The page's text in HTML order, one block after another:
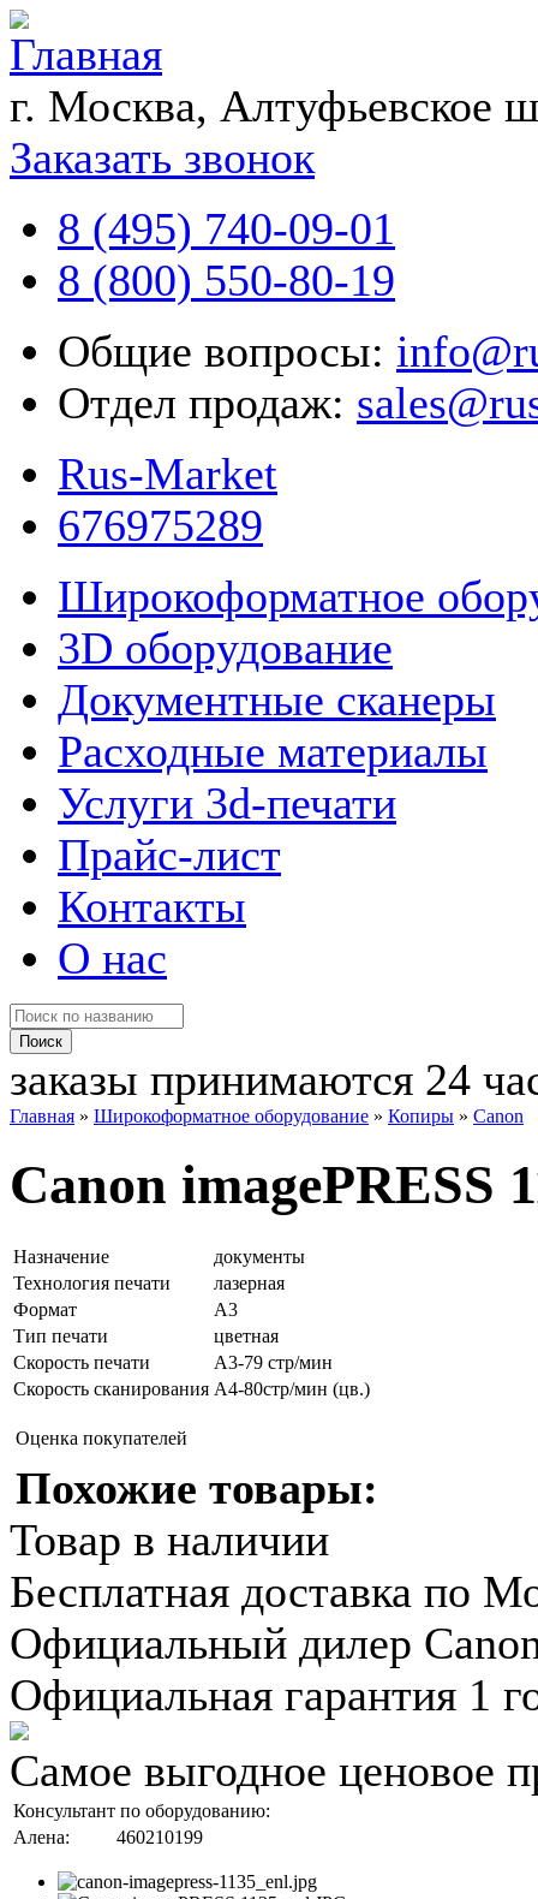
г. Москва, Алтуфьевское
Заказать звонок
8 (495) 740-09-01
8 (800) 550-80-19
Общие вопросы:
Отдел продаж:
Rus-Market
676975289
Широкоформатное
3D оборудование
Документные сканеры
Расходные материалы
Услуги 3d-печати
Прайс-лист
Контакты
О нас
заказы принимаются 24
Главная » Широкоформатное оборудование » Копиры » Canon
Canon imagePRESS
Назначение
документы
Технология печати
лазерная
Формат
А3
Тип печати
цветная
Скорость печати
A3-79 стр/мин
Cкорость сканирования A4-80стр/мин (цв.)
Оценка покупателей
Похожие товары:
Товар в наличии
Бесплатная доставка по
Официальный дилер
Официальная гарантия 1
Самое выгодное ценовое
Консультант по оборудованию:
Алена:
460210199